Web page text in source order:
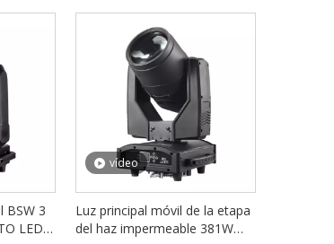
BSW 3
LED
vídeo
Luz principal móvil de la etapa
del haz impermeable 381W